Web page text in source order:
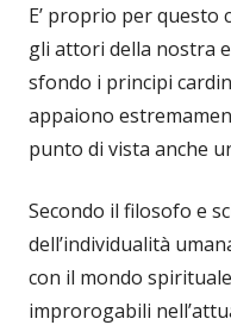
E’ proprio per questo
gli attori della nostra
sfondo i principi
appaiono
punto di vista anche
Secondo il filosofo e
dell’individualità
con il mondo
improrogabili